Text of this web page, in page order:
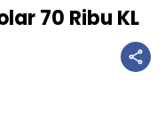
70 Ribu KL